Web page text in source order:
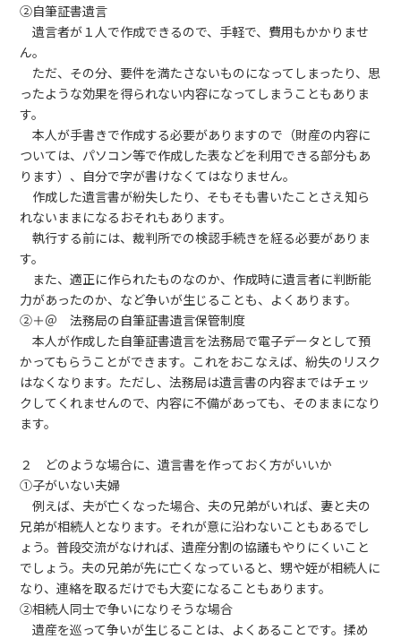
②自筆証書遺言
遺言者が１人で作成できるので、手軽で、費用もかかりませ
ん。
ただ、その分、要件を満たさないものになってしまったり、思
ったような効果を得られない内容になってしまうこともありま
す。
本人が手書きで作成する必要がありますので（財産の内容に
ついては、パソコン等で作成した表などを利用できる部分もあ
ります）、自分で字が書けなくてはなりません。
作成した遺言書が紛失したり、そもそも書いたことさえ知ら
れないままになるおそれもあります。
執行する前には、裁判所での検認手続きを経る必要がありま
す。
また、適正に作られたものなのか、作成時に遺言者に判断能
力があったのか、など争いが生じることも、よくあります。
②＋＠ 法務局の自筆証書遺言保管制度
本人が作成した自筆証書遺言を法務局で電子データとして預
かってもらうことができます。これをおこなえば、紛失のリスク
はなくなります。ただし、法務局は遺言書の内容まではチェッ
クしてくれませんので、内容に不備があっても、そのままになり
ます。
２ どのような場合に、遺言書を作っておく方がいいか
①子がいない夫婦
例えば、夫が亡くなった場合、夫の兄弟がいれば、妻と夫の
兄弟が相続人となります。それが意に沿わないこともあるでし
ょう。普段交流がなければ、遺産分割の協議もやりにくいこと
でしょう。夫の兄弟が先に亡くなっていると、甥や姪が相続人に
なり、連絡を取るだけでも大変になることもあります。
②相続人同士で争いになりそうな場合
遺産を巡って争いが生じることは、よくあることです。揉め